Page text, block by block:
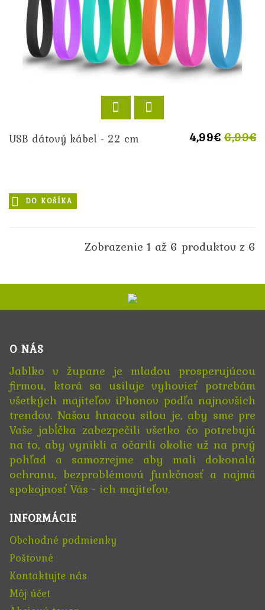
USB dátový kábel - 22 cm 4,99€ 6,99€
DO KOŠÍKA
Zobrazenie 1 až 6 produktov z 6
O NÁS
Jablko v župane je mladou prosperujúcou
firmou, ktorá sa usiluje vyhovieť potrebám
všetkých majiteľov iPhonov podľa najnovších
trendov. Našou hnacou silou je, aby sme pre
Vaše jabĺčka zabezpečili všetko čo potrebujú
na to, aby vynikli a očarili okolie už na prvý
pohľad a samozrejme aby mali dokonalú
ochranu, bezproblémovú funkčnosť a najmä
spokojnosť Vás - ich majiteľov.
INFORMÁCIE
Obchodné podmienky
Poštovné
Kontaktujte nás
Môj účet